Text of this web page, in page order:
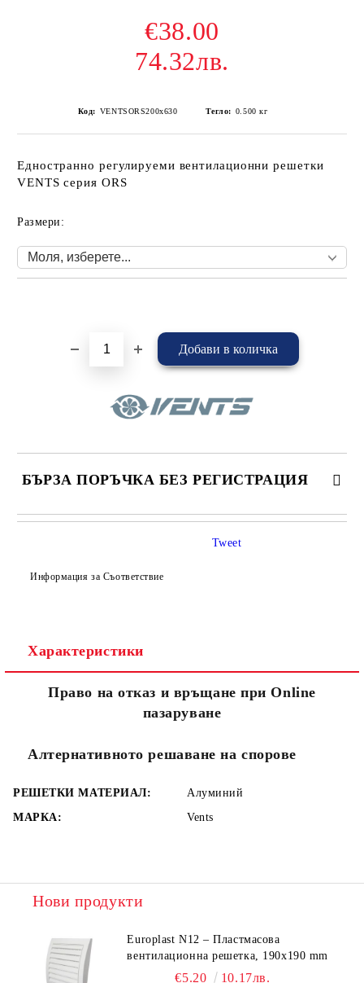
€38.00
74.32лв.
Код: VENTSORS200x630 Тегло: 0.500 кг
Едностранно регулируеми вентилационни решетки
VENTS серия ORS
Размери:
БЪРЗА ПОРЪЧКА БЕЗ РЕГИСТРАЦИЯ
САМО ПОПЪЛНЕТЕ 4 ПОЛЕТА
Съгласен съм сПолитиката за лични данни
Ние ще се свържем с вас в рамките на работния ден.
Информация за Съответствие
Tweet
Характеристики
Право на отказ и връщане при Online
пазаруване
Алтернативното решаване на спорове
РЕШЕТКИ МАТЕРИАЛ:
Алуминий
МАРКА:
Vents
Нови продукти
Europlast N12 – Пластмасова
вентилационна решетка, 190x190 mm
€5.20 10.17лв.